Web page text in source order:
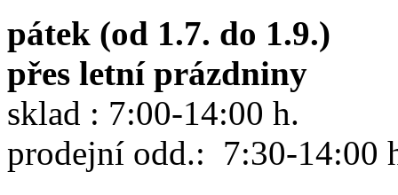
pátek (od 1.7. do 1.9.)
přes letní prázdniny
sklad : 7:00-14:00 h.
prodejní odd.: 7:30-14:00